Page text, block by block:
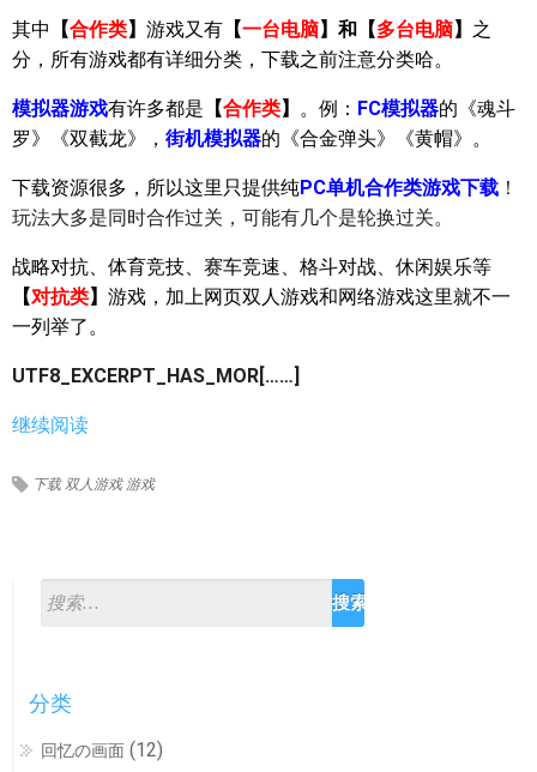
其中 【合作类】 游戏又有 【一台电脑】 和 【多台电脑】 之
分，所有游戏都有详细分类，下载之前注意分类哈。
模拟器游戏有许多都是 【合作类】 。例： FC模拟器的《魂斗
罗》《双截龙》， 街机模拟器的《合金弹头》《黄帽》。
下载资源很多，所以这里只提供纯PC单机合作类游戏下载 ！
玩法大多是同时合作过关，可能有几个是轮换过关。
战略对抗、体育竞技、赛车竞速、格斗对战、休闲娱乐等
【对抗类】 游戏，加上网页双人游戏和网络游戏这里就不一
一列举了。
UTF8_EXCERPT_HAS_MOR[……]
继续阅读
下载 双人游戏 游戏
分类
回忆の画面 (12)